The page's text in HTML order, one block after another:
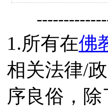
1.所有在佛
相关法律/
序良俗，